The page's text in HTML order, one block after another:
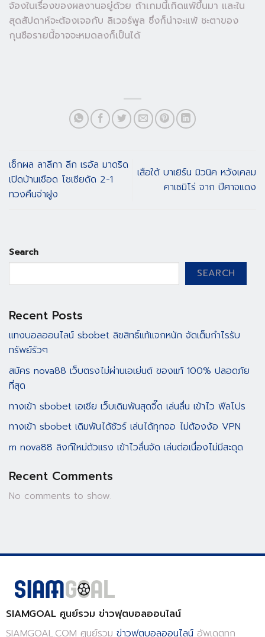
จ้องในเรื่องของผลงานอยู่ด้วย ถ้าเกมนี้เกิดแพ้ขึ้นมา และใน
สุดสัปดาห์จะต้องเจอกับ ลิเวอร์พูล ซึ่งก็น่าจะแพ้ ชะตาของ
กุนซือรายนี้อาจจะหมดลงก็เป็นได้
เช็กผล ลาลีกา ลีก เรอัล มาดริด
เปิดบ้านเชือด โซเซียดัด 2-1
ทวงคืนจ่าฝูง
เสือใต้ บาเยิร์น มิวนิค หวังเคลม
คาเซมิโร่ จาก ปีศาจแดง
Search
SEARCH
Recent Posts
แทงบอลออนไลน์ sbobet ลิขสิทธิ์แท้แจกหนัก จัดเต็มกำไรรับ
ทรัพย์รัวๆ
สมัคร nova88 เว็บตรงไม่ผ่านเอเย่นต์ ของแท้ 100% ปลอดภัย
ที่สุด
ทางเข้า sbobet เอเชีย เว็บเดิมพันสุดจี๊ด เล่นลื่น เข้าไว ฟีลโปร
ทางเข้า sbobet เดิมพันได้ชัวร์ เล่นได้ทุกจอ ไม่ต้องง้อ VPN
m nova88 ลิงก์ใหม่ตัวแรง เข้าไวลื่นจัด เล่นต่อเนื่องไม่มีสะดุด
Recent Comments
No comments to show.
SIAMGOAL ศูนย์รวม ข่าวฟุตบอลออนไลน์
SIAMGOAL.COM ศูนย์รวม ข่าวฟุตบอลออนไลน์อัพเดตทุก